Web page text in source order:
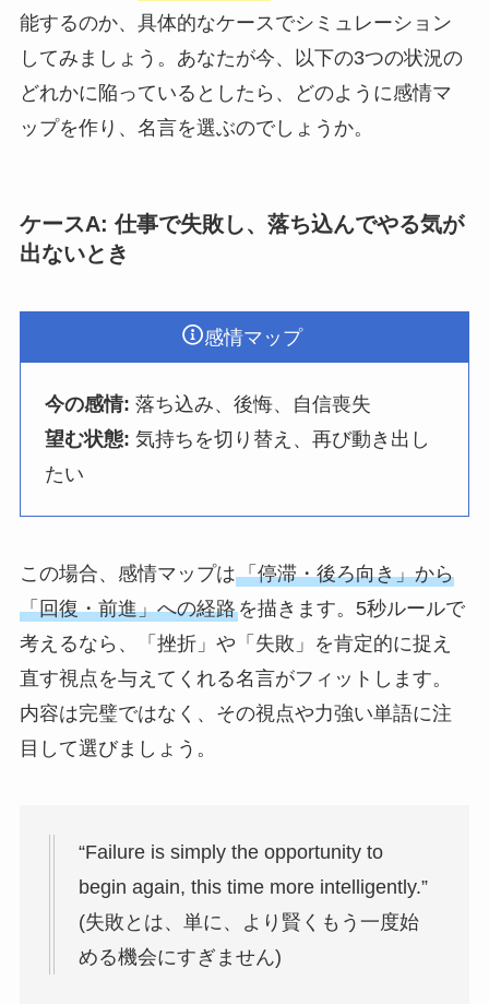
能するのか、具体的なケースでシミュレーション
してみましょう。あなたが今、以下の3つの状況の
どれかに陥っているとしたら、どのように感情マ
ップを作り、名言を選ぶのでしょうか。
ケースA: 仕事で失敗し、落ち込んでやる気が
出ないとき
感情マップ
今の感情: 落ち込み、後悔、自信喪失
望む状態: 気持ちを切り替え、再び動き出し
たい
この場合、感情マップは「停滞・後ろ向き」から
「回復・前進」への経路を描きます。5秒ルールで
考えるなら、「挫折」や「失敗」を肯定的に捉え
直す視点を与えてくれる名言がフィットします。
内容は完璧ではなく、その視点や力強い単語に注
目して選びましょう。
“Failure is simply the opportunity to
begin again, this time more intelligently.”
(失敗とは、単に、より賢くもう一度始
める機会にすぎません)